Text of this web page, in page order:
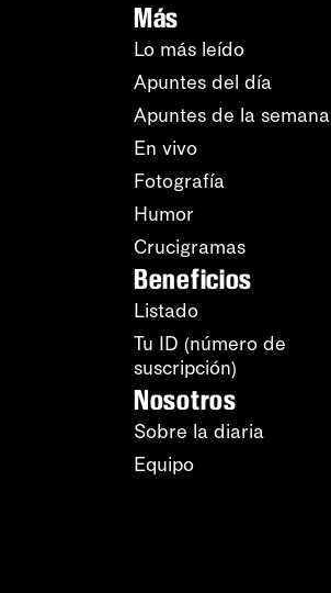
Más
Lo más leído
Apuntes del día
Apuntes de la semana
En vivo
Fotografía
Humor
Crucigramas
Beneficios
Listado
Tu ID (número de
suscripción)
Nosotros
Sobre la diaria
Equipo